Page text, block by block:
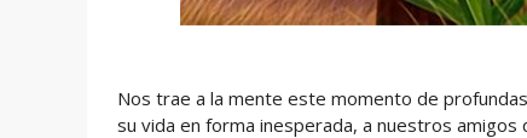
Nos trae a la mente este momento de
su vida en forma inesperada, a nuestros amigos